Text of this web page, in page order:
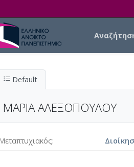
Default
ΜΑΡΙΑ ΑΛΕΞΟΠΟΥΛΟΥ